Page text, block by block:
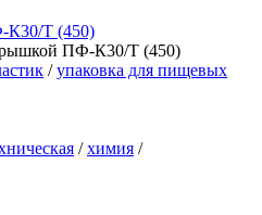
К30/Т (450)
ПФ-К30/Т (450)
/упаковка для пищевых
/химия /